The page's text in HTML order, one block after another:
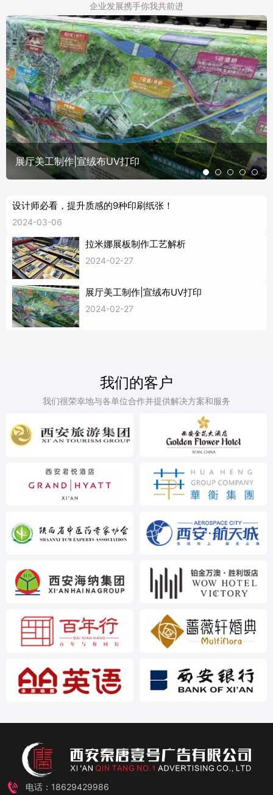
企业发展携手你我共前进
展厅美工制作|宣绒布UV打印
设计师必看，提升质感的9种印刷纸张！
2024-03-06
拉米娜展板制作工艺解析
2024-02-27
展厅美工制作|宣绒布UV打印
2024-02-27
我们的客户
我们很荣幸地与各单位合作并提供解决方案和服务
电话：18629429986